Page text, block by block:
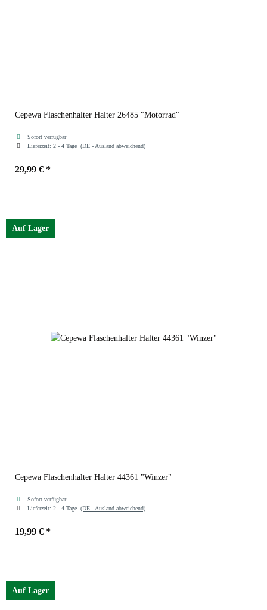
Cepewa Flaschenhalter Halter 26485 "Motorrad"
Sofort verfügbar
Lieferzeit: 2 - 4 Tage (DE - Ausland abweichend)
29,99 € *
Auf Lager
Cepewa Flaschenhalter Halter 44361 "Winzer"
Sofort verfügbar
Lieferzeit: 2 - 4 Tage (DE - Ausland abweichend)
19,99 € *
Auf Lager